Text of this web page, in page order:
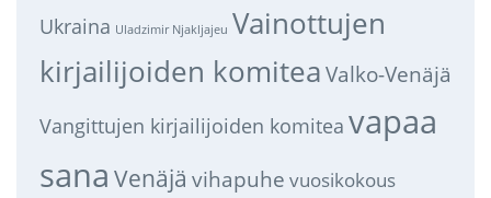
Ukraina Uladzimir Njakljajeu Vainottujen
kirjailijoiden komitea Valko-Venäjä
Vangittujen kirjailijoiden komitea vapaa
sana Venäjä vihapuhe vuosikokous